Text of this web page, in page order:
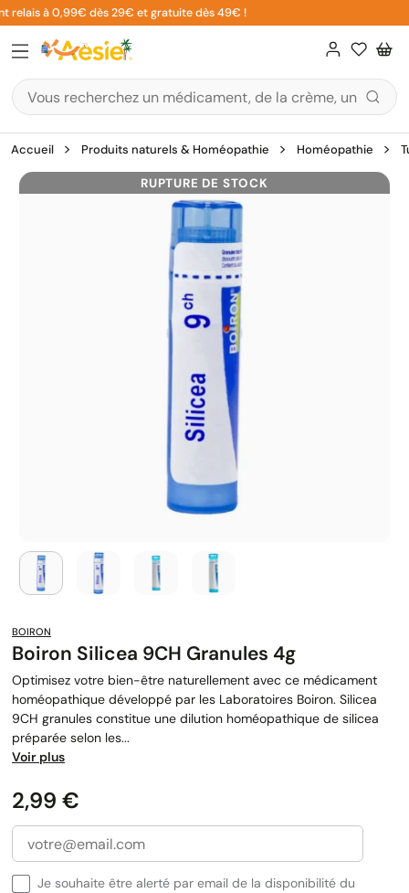
Aller
au
contenu
à 0,99€ dès 29€ et gratuite dès 49€ !
Accueil Produits naturels & Homéopathie Homéopathie
RUPTURE DE STOCK
BOIRON
Boiron Silicea 9CH Granules 4g
Optimisez votre bien-être naturellement avec ce médicament
homéopathique développé par les Laboratoires Boiron. Silicea
9CH granules constitue une dilution homéopathique de silicea
préparée selon les...
Voir plus
Prix
2,99 €
Je souhaite être alerté par email de la disponibilité du